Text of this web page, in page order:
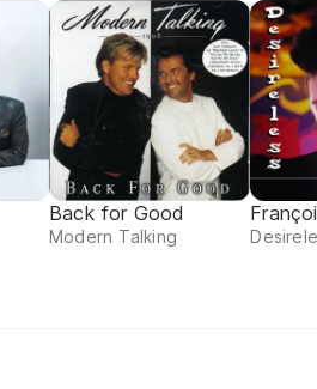
Back for Good
Modern Talking